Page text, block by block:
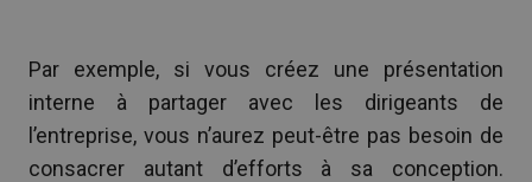
Par exemple, si vous créez une présentation
interne à partager avec les dirigeants de
l’entreprise, vous n’aurez peut-être pas besoin de
consacrer autant d’efforts à sa conception.